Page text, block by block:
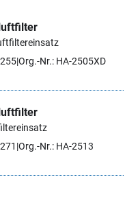
Org.-Nr.: HA-2505XD
Org.-Nr.: HA-2513